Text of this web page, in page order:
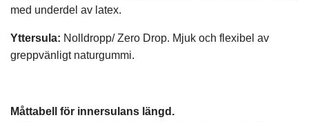
med underdel av latex.
Yttersula: Nolldropp/ Zero Drop. Mjuk och flexibel av
greppvänligt naturgummi.
Måttabell för innersulans längd.